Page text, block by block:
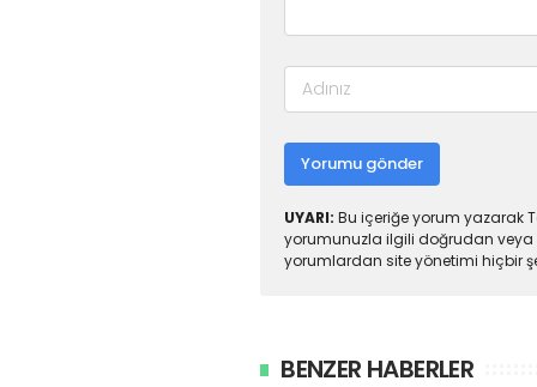
Yorumu gönder
UYARI: Bu içeriğe yorum yazarak
yorumunuzla ilgili doğrudan veya
yorumlardan site yönetimi hiçbir
BENZER HABERLER